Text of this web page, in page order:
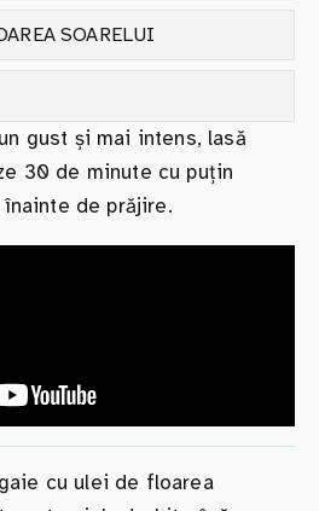
SOARELUI
gust și mai intens, lasă
30 de minute cu puțin
de prăjire.
cu ulei de floarea